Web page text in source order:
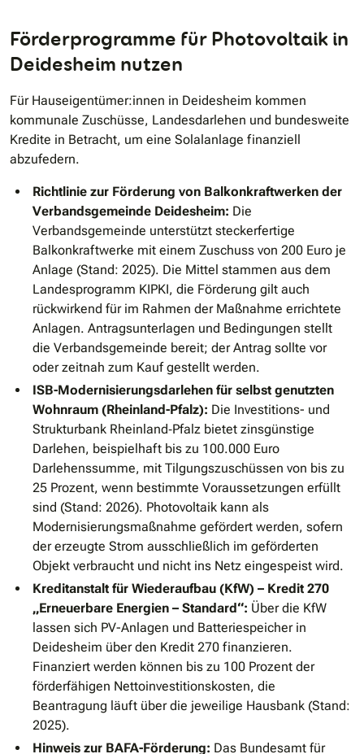
Förderprogramme für Photovoltaik in
Deidesheim nutzen
Für Hauseigentümer:innen in Deidesheim kommen
kommunale Zuschüsse, Landesdarlehen und bundesweite
Kredite in Betracht, um eine Solalanlage finanziell
abzufedern.
Richtlinie zur Förderung von Balkonkraftwerken der
Verbandsgemeinde Deidesheim: Die
Verbandsgemeinde unterstützt steckerfertige
Balkonkraftwerke mit einem Zuschuss von 200 Euro je
Anlage (Stand: 2025). Die Mittel stammen aus dem
Landesprogramm KIPKI, die Förderung gilt auch
rückwirkend für im Rahmen der Maßnahme errichtete
Anlagen. Antragsunterlagen und Bedingungen stellt
die Verbandsgemeinde bereit; der Antrag sollte vor
oder zeitnah zum Kauf gestellt werden.
ISB-Modernisierungsdarlehen für selbst genutzten
Wohnraum (Rheinland-Pfalz): Die Investitions- und
Strukturbank Rheinland‐Pfalz bietet zinsgünstige
Darlehen, beispielhaft bis zu 100.000 Euro
Darlehenssumme, mit Tilgungszuschüssen von bis zu
25 Prozent, wenn bestimmte Voraussetzungen erfüllt
sind (Stand: 2026). Photovoltaik kann als
Modernisierungsmaßnahme gefördert werden, sofern
der erzeugte Strom ausschließlich im geförderten
Objekt verbraucht und nicht ins Netz eingespeist wird.
Kreditanstalt für Wiederaufbau (KfW) – Kredit 270
„Erneuerbare Energien – Standard“: Über die KfW
lassen sich PV-Anlagen und Batteriespeicher in
Deidesheim über den Kredit 270 finanzieren.
Finanziert werden können bis zu 100 Prozent der
förderfähigen Nettoinvestitionskosten, die
Beantragung läuft über die jeweilige Hausbank (Stand:
2025).
Hinweis zur BAFA-Förderung: Das Bundesamt für